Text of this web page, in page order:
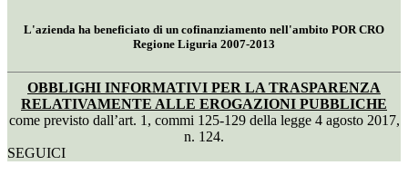
L'azienda ha beneficiato di un cofinanziamento nell'ambito POR CRO
Regione Liguria 2007-2013
OBBLIGHI INFORMATIVI PER LA TRASPARENZA
RELATIVAMENTE ALLE EROGAZIONI PUBBLICHE
come previsto dall’art. 1, commi 125-129 della legge 4 agosto 2017,
n. 124.
SEGUICI